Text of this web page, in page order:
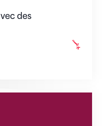
des
dès le 1er août